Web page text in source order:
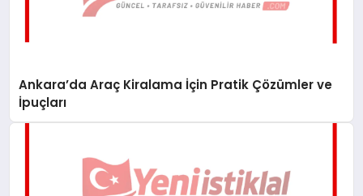
Ankara’da Araç Kiralama İçin Pratik Çözümler ve
İpuçları